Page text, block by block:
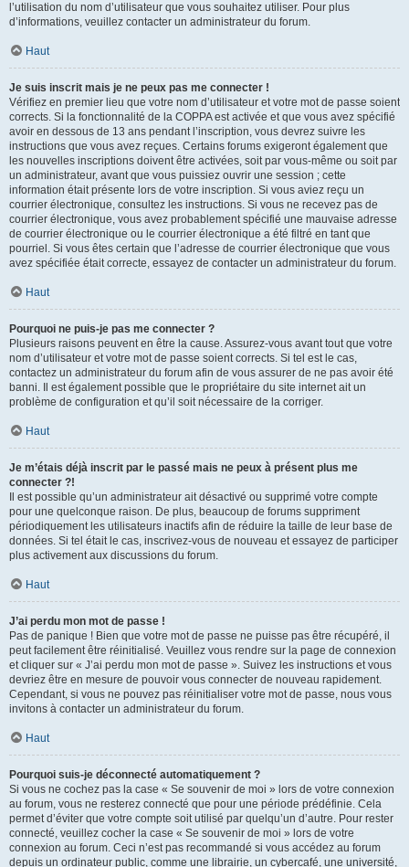
l’utilisation du nom d’utilisateur que vous souhaitez utiliser. Pour plus
d’informations, veuillez contacter un administrateur du forum.
Haut
Je suis inscrit mais je ne peux pas me connecter !
Vérifiez en premier lieu que votre nom d’utilisateur et votre mot de passe soient
corrects. Si la fonctionnalité de la COPPA est activée et que vous avez spécifié
avoir en dessous de 13 ans pendant l’inscription, vous devrez suivre les
instructions que vous avez reçues. Certains forums exigeront également que
les nouvelles inscriptions doivent être activées, soit par vous-même ou soit par
un administrateur, avant que vous puissiez ouvrir une session ; cette
information était présente lors de votre inscription. Si vous aviez reçu un
courrier électronique, consultez les instructions. Si vous ne recevez pas de
courrier électronique, vous avez probablement spécifié une mauvaise adresse
de courrier électronique ou le courrier électronique a été filtré en tant que
pourriel. Si vous êtes certain que l’adresse de courrier électronique que vous
avez spécifiée était correcte, essayez de contacter un administrateur du forum.
Haut
Pourquoi ne puis-je pas me connecter ?
Plusieurs raisons peuvent en être la cause. Assurez-vous avant tout que votre
nom d’utilisateur et votre mot de passe soient corrects. Si tel est le cas,
contactez un administrateur du forum afin de vous assurer de ne pas avoir été
banni. Il est également possible que le propriétaire du site internet ait un
problème de configuration et qu’il soit nécessaire de la corriger.
Haut
Je m’étais déjà inscrit par le passé mais ne peux à présent plus me
connecter ?!
Il est possible qu’un administrateur ait désactivé ou supprimé votre compte
pour une quelconque raison. De plus, beaucoup de forums suppriment
périodiquement les utilisateurs inactifs afin de réduire la taille de leur base de
données. Si tel était le cas, inscrivez-vous de nouveau et essayez de participer
plus activement aux discussions du forum.
Haut
J’ai perdu mon mot de passe !
Pas de panique ! Bien que votre mot de passe ne puisse pas être récupéré, il
peut facilement être réinitialisé. Veuillez vous rendre sur la page de connexion
et cliquer sur « J’ai perdu mon mot de passe ». Suivez les instructions et vous
devriez être en mesure de pouvoir vous connecter de nouveau rapidement.
Cependant, si vous ne pouvez pas réinitialiser votre mot de passe, nous vous
invitons à contacter un administrateur du forum.
Haut
Pourquoi suis-je déconnecté automatiquement ?
Si vous ne cochez pas la case « Se souvenir de moi » lors de votre connexion
au forum, vous ne resterez connecté que pour une période prédéfinie. Cela
permet d’éviter que votre compte soit utilisé par quelqu’un d’autre. Pour rester
connecté, veuillez cocher la case « Se souvenir de moi » lors de votre
connexion au forum. Ceci n’est pas recommandé si vous accédez au forum
depuis un ordinateur public, comme une librairie, un cybercafé, une université,